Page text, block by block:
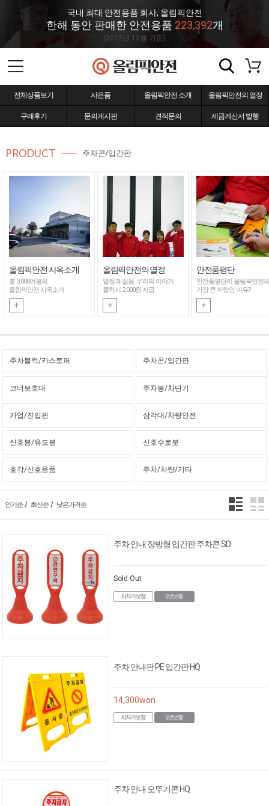
국내 최대 안전용품 회사, 올림픽안전
한해 동안 판매한 안전용품 223,392개
(2017년 12월 기준)
전체상품보기 사은품 올림픽안전 소개 올림픽안전의 열정
구매후기 문의게시판 견적문의 세금계산서 발행
PRODUCT 주차콘/입간판
올림픽안전 사옥소개
총 3,000여평의
올림픽안전 사옥소개
+
올림픽안전의 열정
열정과 젊음, 우리의 이야기
클릭시 2,000원 지급
+
안전품평단
안전품평단이 올림픽안전의
가장 큰 자랑인 이유?
+
주차블럭/카스토퍼 주차콘/입간판
코너보호대 주차봉/차단기
카업/진입판 삼각대/차량안전
신호봉/유도봉 신호수로봇
호각/신호용품 주차/차량/기타
인기순 / 최신순 / 낮은가격순
주차 안내 장방형 입간판 주차콘 SD
Sold Out
주차 안내판 PE 입간판 HQ
14,300won
주차 안내 오뚜기콘 HQ